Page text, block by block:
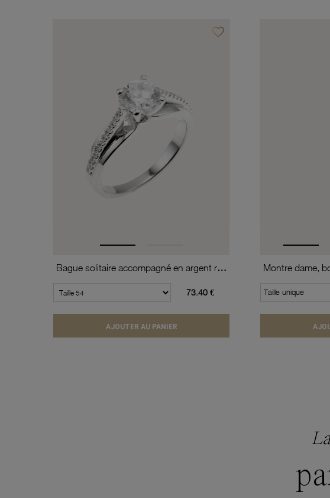
favorite_borderAjouter à vos favoris
Bague solitaire accompagné en argent rhodié, oxydes de zirconium
73.40 €
AJOUTER AU PANIER
Taille unique